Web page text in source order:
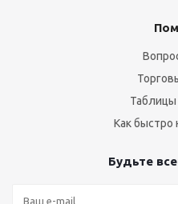
Как быстро
Будьте